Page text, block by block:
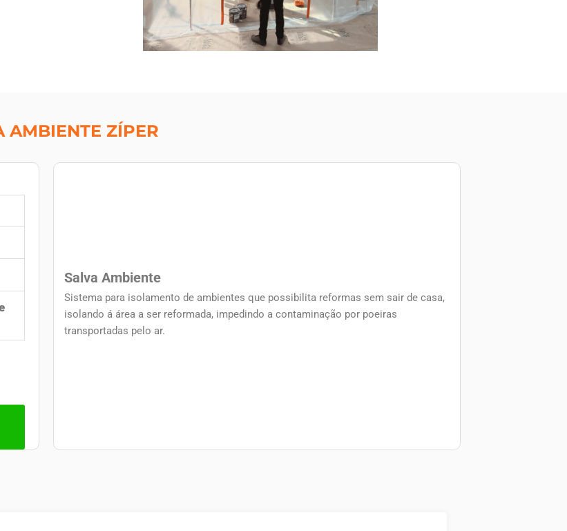
AMBIENTE ZÍPER
Salva Ambiente
Sistema para isolamento de ambientes que possibilita reformas sem sair de casa,
isolando á área a ser reformada, impedindo a contaminação por poeiras
transportadas pelo ar.